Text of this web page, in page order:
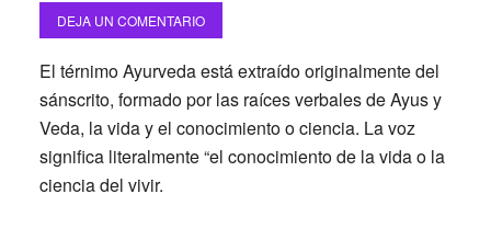
DEJA UN COMENTARIO
El térnimo Ayurveda está extraído originalmente del
sánscrito, formado por las raíces verbales de Ayus y
Veda, la vida y el conocimiento o ciencia. La voz
significa literalmente “el conocimiento de la vida o la
ciencia del vivir.